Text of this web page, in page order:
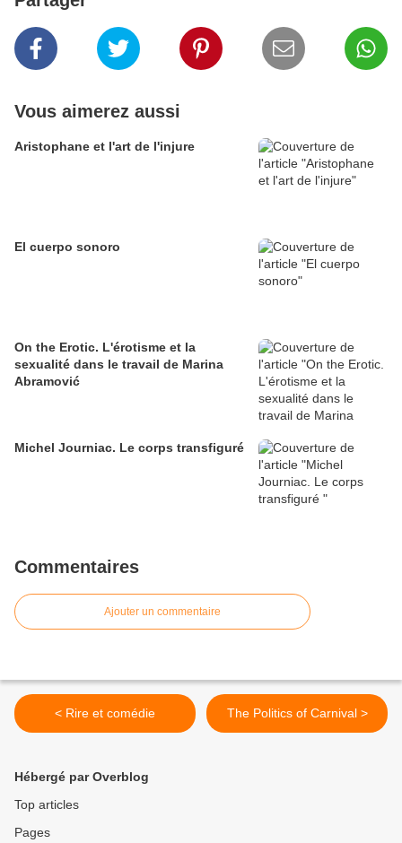
Vous aimerez aussi
Aristophane et l'art de l'injure
El cuerpo sonoro
On the Erotic. L'érotisme et la
sexualité dans le travail de Marina
Abramović
Michel Journiac. Le corps transfiguré
Commentaires
Ajouter un commentaire
< Rire et comédie The Politics of Carnival >
Hébergé par Overblog
Top articles
Pages